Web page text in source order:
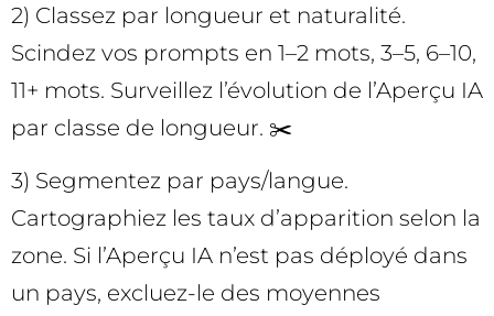
2) Classez par longueur et naturalité.
Scindez vos prompts en 1–2 mots, 3–5, 6–10,
11+ mots. Surveillez l’évolution de l’Aperçu IA
par classe de longueur. ✂️
3) Segmentez par pays/langue.
Cartographiez les taux d’apparition selon la
zone. Si l’Aperçu IA n’est pas déployé dans
un pays, excluez-le des moyennes